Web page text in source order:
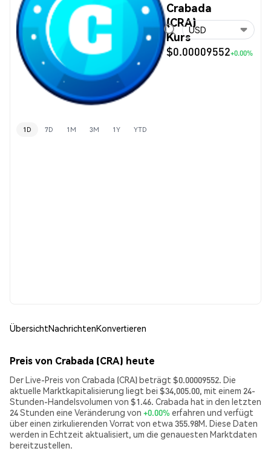
Crabada
(CRA)
Kurs
$0.00009552+0.00%
USD
1D 7D 1M 3M 1Y YTD
ÜbersichtNachrichtenKonvertieren
Preis von Crabada (CRA) heute
Der Live-Preis von Crabada (CRA) beträgt $0.00009552. Die
aktuelle Marktkapitalisierung liegt bei $34,005.00, mit einem 24-
Stunden-Handelsvolumen von $1.46. Crabada hat in den letzten
24 Stunden eine Veränderung von +0.00% erfahren und verfügt
über einen zirkulierenden Vorrat von etwa 355.98M. Diese Daten
werden in Echtzeit aktualisiert, um die genauesten Marktdaten
bereitzustellen.